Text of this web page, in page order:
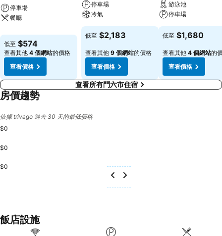
停車場
餐廳
低至 $574
查看其他 4 個網站的價格
查看價格
停車場
冷氣
低至 $2,183
查看其他 9 個網站的價格
查看價格
游泳池
停車場
低至 $1,680
查看其他 4 個網站的
查看價格
查看所有鬥六市住宿
房價趨勢
依據 trivago 過去 30 天的最低價格
$0
$0
$0
飯店設施